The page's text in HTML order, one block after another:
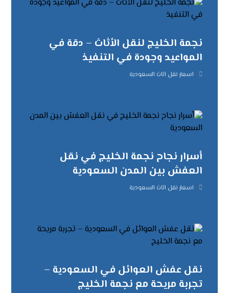
نجمة الخليج لنقل الأثاث – دقة في
المواعيد وجودة في التنفيذ
اسعار نقل اثاث السعودية
أسرار نجاح نجمة الخليج في نقل
العفش بين المدن السعودية
اسعار نقل اثاث السعودية
نقل عفش العوائل في السعودية –
تجربة مريحة مع نجمة الخليج